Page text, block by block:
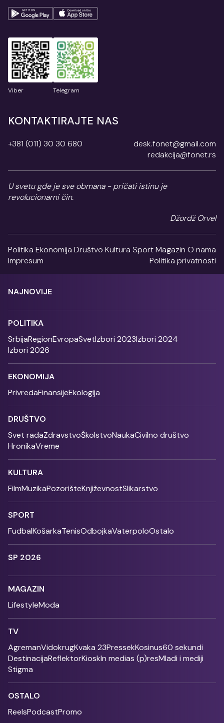
Viber Telegram
KONTAKTIRAJTE NAS
+381 (011) 30 30 680
desk.fonet@gmail.com
redakcija@fonet.rs
U svetu gde je sve obmana - pričati istinu je
revolucionarni čin.
Džordž Orvel
Politika Ekonomija Društvo Kultura SportMagazin O nama
Impresum
Politika privatnosti
NAJNOVIJE
POLITIKA
SrbijaRegionEvropaSvetIzbori 2023Izbori 2024
Izbori 2026
EKONOMIJA
PrivredaFinansijeEkologija
DRUŠTVO
Svet radaZdravstvoŠkolstvoNaukaCivilno društvo
HronikaVreme
KULTURA
FilmMuzikaPozorišteKnjiževnostSlikarstvo
SPORT
FudbalKošarkaTenisOdbojkaVaterpoloOstalo
SP 2026
MAGAZIN
LifestyleModa
TV
AgremanVidokrugKvaka 23PressekKosinus60 sekundi
DestinacijaReflektorKioskIn medias (p)resMladi i mediji
Stigma
OSTALO
ReelsPodcastPromo